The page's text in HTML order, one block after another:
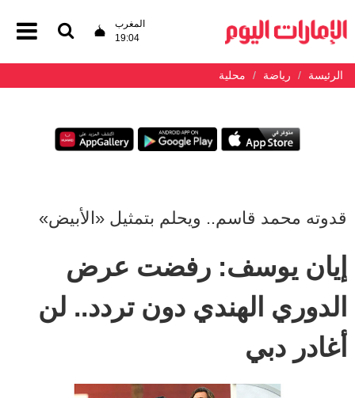
المغرب
19:04
الرئيسة رياضة محلية
قدوته محمد قاسم.. ويحلم بتمثيل «الأبيض»
إيان يوسف: رفضت عرض
الدوري الهندي دون تردد.. لن
أغادر دبي